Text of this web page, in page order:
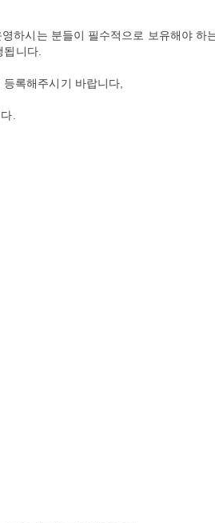
하시는 분들이 필수적으로 보유해야 하
니다.
록해주시기 바랍니다,
.